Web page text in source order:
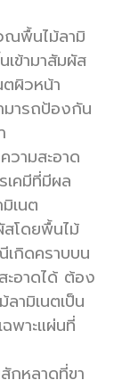
ณพื้นไม้ลามิ
ข้ามาสัมผัส
ตผิวหน้า
มารถป้องกัน
วามสะอาด
เคมีที่มีผล
เนต
สโดยพื้นไม้
เกิดคราบบน
ะอาดได้ ต้อง
ามิเนตเป็น
พาะแผ่นที่
กหลาดที่ขา